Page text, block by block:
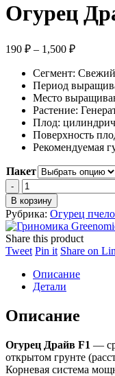
Огурец
190 ₽ – 1,500 ₽Диапазон
190 ₽
–
1,500 ₽
Сегмент:
Период
Место
Растение:
Плод:
Поверхность
Рекомендуемая
Пакет
Огурец
Драйв
F1
quantity
В корзину
Рубрика: Огурец
Share this product
TweetShare
Twitter
Pin itShare
Pinterest
Share on
Описание
Детали
Описание
Огурец Драйв F1 —
открытом грунте
Корневая система